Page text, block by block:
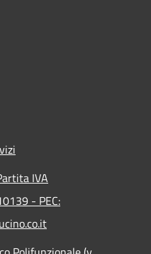
IVA
- PEC: